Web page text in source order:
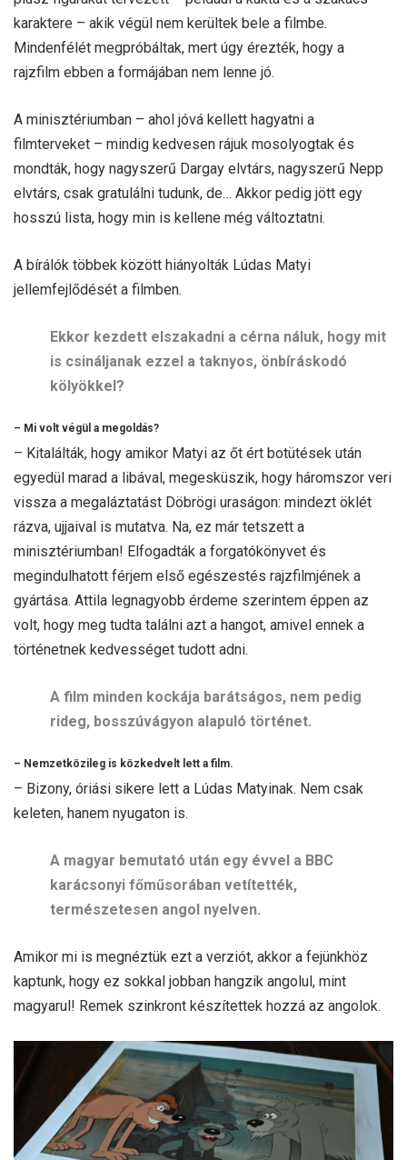
karaktere – akik végül nem kerültek bele a filmbe.
Mindenfélét megpróbáltak, mert úgy érezték, hogy a
rajzfilm ebben a formájában nem lenne jó.
A minisztériumban – ahol jóvá kellett hagyatni a
filmterveket – mindig kedvesen rájuk mosolyogtak és
mondták, hogy nagyszerű Dargay elvtárs, nagyszerű Nepp
elvtárs, csak gratulálni tudunk, de… Akkor pedig jött egy
hosszú lista, hogy min is kellene még változtatni.
A bírálók többek között hiányolták Lúdas Matyi
jellemfejlődését a filmben.
Ekkor kezdett elszakadni a cérna náluk, hogy mit
is csináljanak ezzel a taknyos, önbíráskodó
kölyökkel?
– Mi volt végül a megoldás?
– Kitalálták, hogy amikor Matyi az őt ért botütések után
egyedül marad a libával, megesküszik, hogy háromszor veri
vissza a megaláztatást Döbrögi uraságon: mindezt öklét
rázva, ujjaival is mutatva. Na, ez már tetszett a
minisztériumban! Elfogadták a forgatókönyvet és
megindulhatott férjem első egészestés rajzfilmjének a
gyártása. Attila legnagyobb érdeme szerintem éppen az
volt, hogy meg tudta találni azt a hangot, amivel ennek a
történetnek kedvességet tudott adni.
A film minden kockája barátságos, nem pedig
rideg, bosszúvágyon alapuló történet.
– Nemzetközileg is közkedvelt lett a film.
– Bizony, óriási sikere lett a Lúdas Matyinak. Nem csak
keleten, hanem nyugaton is.
A magyar bemutató után egy évvel a BBC
karácsonyi főműsorában vetítették,
természetesen angol nyelven.
Amikor mi is megnéztük ezt a verziót, akkor a fejünkhöz
kaptunk, hogy ez sokkal jobban hangzik angolul, mint
magyarul! Remek szinkront készítettek hozzá az angolok.